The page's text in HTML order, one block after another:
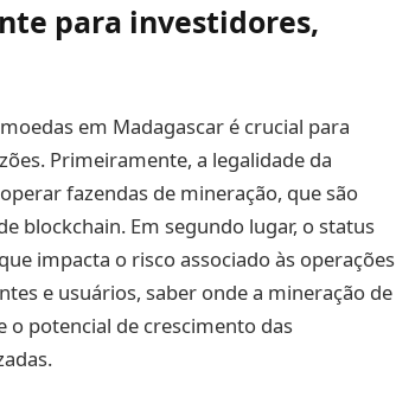
para investidores,
em Madagascar é crucial para
Primeiramente, a legalidade da
fazendas de mineração, que são
blockchain. Em segundo lugar, o status
impacta o risco associado às operações
e usuários, saber onde a mineração de
o potencial de crescimento das